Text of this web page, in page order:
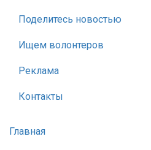
Поделитесь новостью
Ищем волонтеров
Реклама
Контакты
Главная